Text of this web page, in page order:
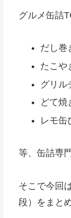
グルメ缶詰
だし巻
たこや
グリル
どて焼
レモ缶
等、缶詰専
そこで今回
段）をまと